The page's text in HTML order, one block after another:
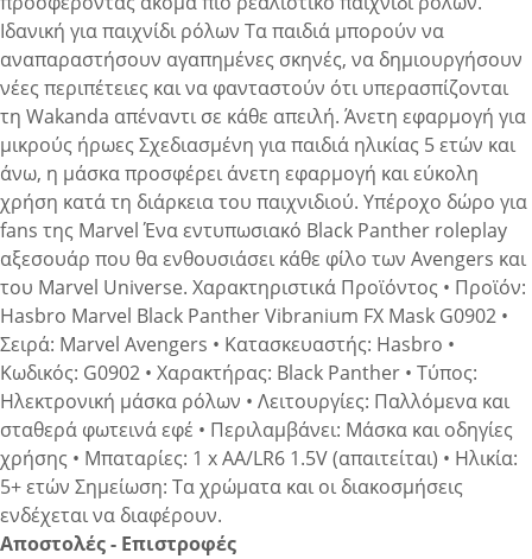
Ιδανική για παιχνίδι ρόλων Τα παιδιά μπορούν να
αναπαραστήσουν αγαπημένες σκηνές, να δημιουργήσουν
νέες περιπέτειες και να φανταστούν ότι υπερασπίζονται
τη Wakanda απέναντι σε κάθε απειλή. Άνετη εφαρμογή για
μικρούς ήρωες Σχεδιασμένη για παιδιά ηλικίας 5 ετών και
άνω, η μάσκα προσφέρει άνετη εφαρμογή και εύκολη
χρήση κατά τη διάρκεια του παιχνιδιού. Υπέροχο δώρο για
fans της Marvel Ένα εντυπωσιακό Black Panther roleplay
αξεσουάρ που θα ενθουσιάσει κάθε φίλο των Avengers και
του Marvel Universe. Χαρακτηριστικά Προϊόντος • Προϊόν:
Hasbro Marvel Black Panther Vibranium FX Mask G0902 •
Σειρά: Marvel Avengers • Κατασκευαστής: Hasbro •
Κωδικός: G0902 • Χαρακτήρας: Black Panther • Τύπος:
Ηλεκτρονική μάσκα ρόλων • Λειτουργίες: Παλλόμενα και
σταθερά φωτεινά εφέ • Περιλαμβάνει: Μάσκα και οδηγίες
χρήσης • Μπαταρίες: 1 x AA/LR6 1.5V (απαιτείται) • Ηλικία:
5+ ετών Σημείωση: Τα χρώματα και οι διακοσμήσεις
ενδέχεται να διαφέρουν.
Αποστολές - Επιστροφές